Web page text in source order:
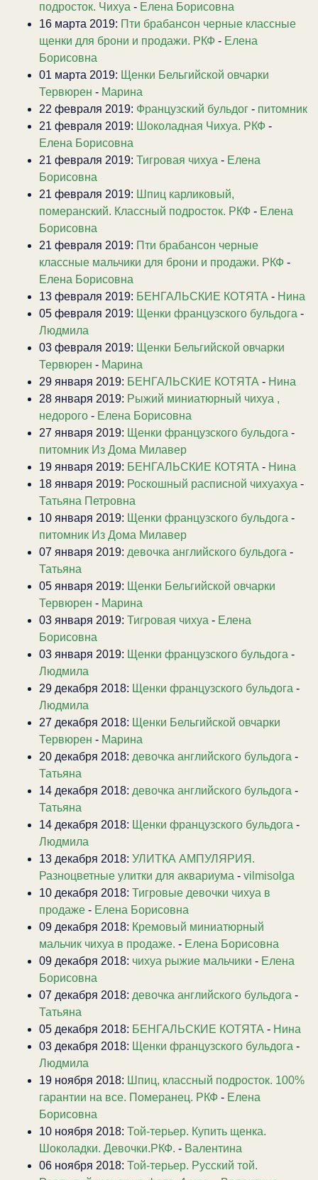
подросток. Чихуа - Елена Борисовна
16 марта 2019: Пти брабансон черные классные
щенки для брони и продажи. РКФ - Елена
Борисовна
01 марта 2019: Щенки Бельгийской овчарки
Тервюрен - Марина
22 февраля 2019: Французский бульдог - питомник
21 февраля 2019: Шоколадная Чихуа. РКФ -
Елена Борисовна
21 февраля 2019: Тигровая чихуа - Елена
Борисовна
21 февраля 2019: Шпиц карликовый,
померанский. Классный подросток. РКФ - Елена
Борисовна
21 февраля 2019: Пти брабансон черные
классные мальчики для брони и продажи. РКФ -
Елена Борисовна
13 февраля 2019: БЕНГАЛЬСКИЕ КОТЯТА - Нина
05 февраля 2019: Щенки французского бульдога -
Людмила
03 февраля 2019: Щенки Бельгийской овчарки
Тервюрен - Марина
29 января 2019: БЕНГАЛЬСКИЕ КОТЯТА - Нина
28 января 2019: Рыжий миниатюрный чихуа ,
недорого - Елена Борисовна
27 января 2019: Щенки французского бульдога -
питомник Из Дома Милавер
19 января 2019: БЕНГАЛЬСКИЕ КОТЯТА - Нина
18 января 2019: Роскошный расписной чихуахуа -
Татьяна Петровна
10 января 2019: Щенки французского бульдога -
питомник Из Дома Милавер
07 января 2019: девочка английского бульдога -
Татьяна
05 января 2019: Щенки Бельгийской овчарки
Тервюрен - Марина
03 января 2019: Тигровая чихуа - Елена
Борисовна
03 января 2019: Щенки французского бульдога -
Людмила
29 декабря 2018: Щенки французского бульдога -
Людмила
27 декабря 2018: Щенки Бельгийской овчарки
Тервюрен - Марина
20 декабря 2018: девочка английского бульдога -
Татьяна
14 декабря 2018: девочка английского бульдога -
Татьяна
14 декабря 2018: Щенки французского бульдога -
Людмила
13 декабря 2018: УЛИТКА АМПУЛЯРИЯ.
Разноцветные улитки для аквариума - vilmisolga
10 декабря 2018: Тигровые девочки чихуа в
продаже - Елена Борисовна
09 декабря 2018: Кремовый миниатюрный
мальчик чихуа в продаже. - Елена Борисовна
09 декабря 2018: чихуа рыжие мальчики - Елена
Борисовна
07 декабря 2018: девочка английского бульдога -
Татьяна
05 декабря 2018: БЕНГАЛЬСКИЕ КОТЯТА - Нина
03 декабря 2018: Щенки французского бульдога -
Людмила
19 ноября 2018: Шпиц, классный подросток. 100%
гарантии на все. Померанец. РКФ - Елена
Борисовна
10 ноября 2018: Той-терьер. Купить щенка.
Шоколадки. Девочки.РКФ. - Валентина
06 ноября 2018: Той-терьер. Русский той.